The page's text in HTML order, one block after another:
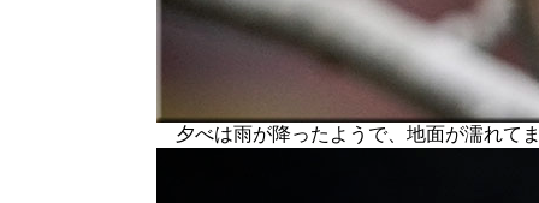
夕べは雨が降ったようで、地面が濡れて